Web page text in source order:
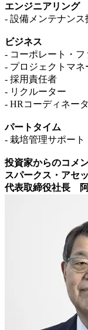
エンジニアリング
- 設備メンテナンス
ビジネス
- コーポレート・
- プロジェクトマネ
- 採用責任者
- リクルーター
- HRコーディネー
パートタイム
- 栽培管理サポート
投資家からのコメ
スパークス・アセ
代表取締役社長